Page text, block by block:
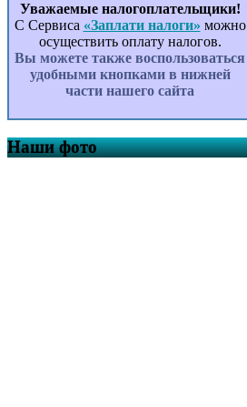
Уважаемые налогоплательщики!
С Сервиса «Заплати налоги» можно
осуществить оплату налогов.
Вы можете также воспользоваться
удобными кнопками в нижней
части нашего сайта
Наши фото